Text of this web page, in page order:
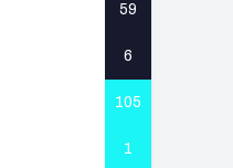
59
6
105
1